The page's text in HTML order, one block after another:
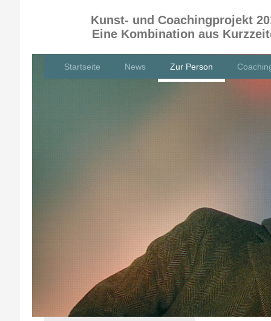
Kunst- und Coachingprojekt
Eine Kombination aus
Startseite News Zur Person